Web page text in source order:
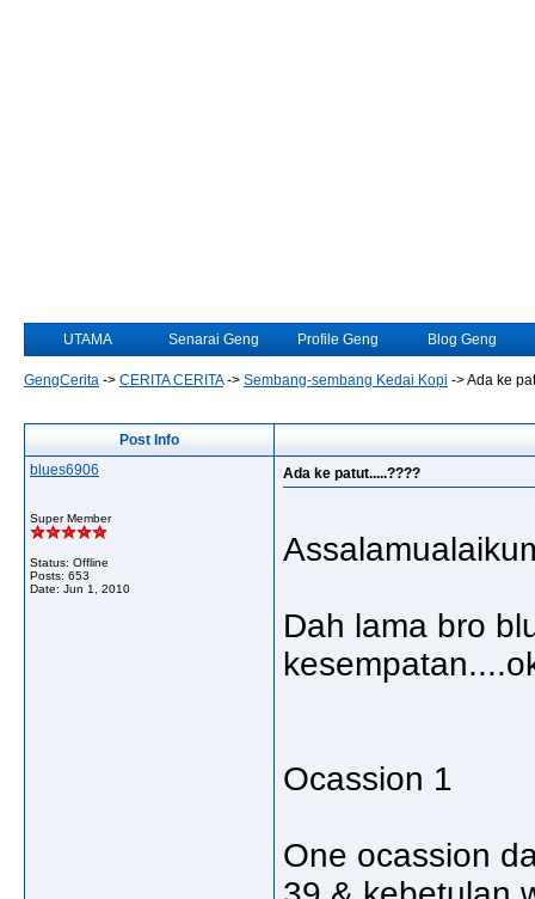
UTAMA Senarai Geng Profile Geng Blog Geng
GengCerita -> CERITA CERITA-> Sembang-sembang Kedai Kopi ->Ada ke
Post Info
blues6906
Super Member
Status: Offline
Posts: 653
Date: Jun 1, 2010
Ada ke patut.....????
Dah lama bro
Ocassion 1
One ocassion